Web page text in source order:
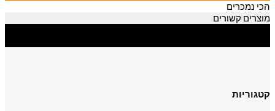
הכי נמכרים
מוצרים קשורים
קטגוריות